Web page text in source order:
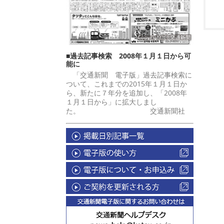
■過去記事検索 2008年１月１日から可
能に
「交通新聞 電子版」過去記事検索に
ついて、これまでの2015年１月１日か
ら、新たに７年分を追加し、「2008年
１月１日から」に拡大しまし
た。 交通新聞社